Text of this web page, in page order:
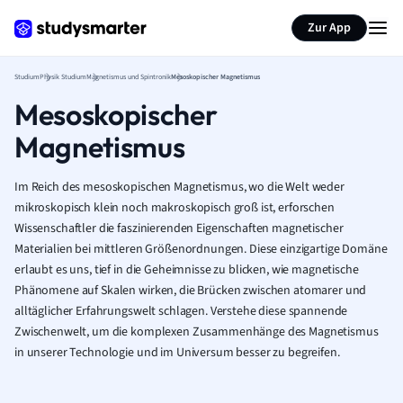
Zur App
StudiumPhysik StudiumMagnetismus und SpintronikMesoskopischer Magnetismus
Mesoskopischer
Magnetismus
Im Reich des mesoskopischen Magnetismus, wo die Welt weder
mikroskopisch klein noch makroskopisch groß ist, erforschen
Wissenschaftler die faszinierenden Eigenschaften magnetischer
Materialien bei mittleren Größenordnungen. Diese einzigartige Domäne
erlaubt es uns, tief in die Geheimnisse zu blicken, wie magnetische
Phänomene auf Skalen wirken, die Brücken zwischen atomarer und
alltäglicher Erfahrungswelt schlagen. Verstehe diese spannende
Zwischenwelt, um die komplexen Zusammenhänge des Magnetismus
in unserer Technologie und im Universum besser zu begreifen.